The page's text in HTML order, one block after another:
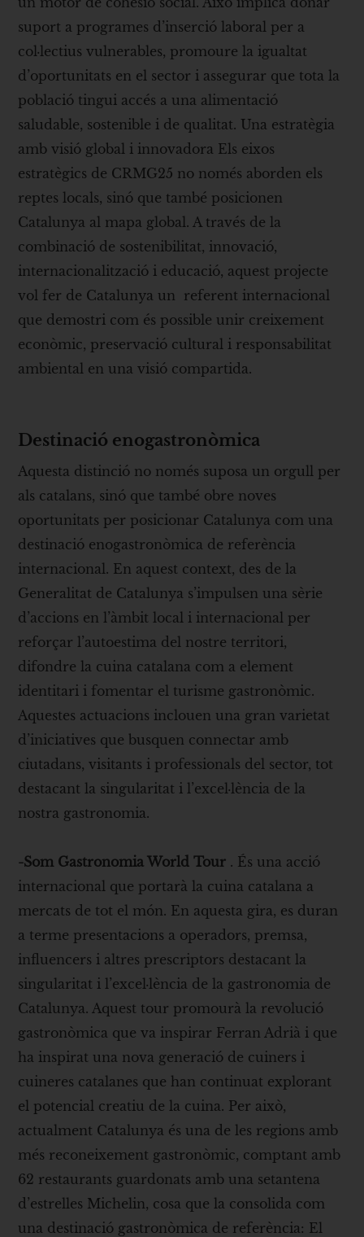
suport a programes d’inserció laboral per a
col·lectius vulnerables, promoure la igualtat
d’oportunitats en el sector i assegurar que tota la
població tingui accés a una alimentació
saludable, sostenible i de qualitat. Una estratègia
amb visió global i innovadora Els eixos
estratègics de CRMG25 no només aborden els
reptes locals, sinó que també posicionen
Catalunya al mapa global. A través de la
combinació de sostenibilitat, innovació,
internacionalització i educació, aquest projecte
vol fer de Catalunya un referent internacional
que demostri com és possible unir creixement
econòmic, preservació cultural i responsabilitat
ambiental en una visió compartida.
Destinació enogastronòmica
Aquesta distinció no només suposa un orgull per
als catalans, sinó que també obre noves
oportunitats per posicionar Catalunya com una
destinació enogastronòmica de referència
internacional. En aquest context, des de la
Generalitat de Catalunya s’impulsen una sèrie
d’accions en l’àmbit local i internacional per
reforçar l’autoestima del nostre territori,
difondre la cuina catalana com a element
identitari i fomentar el turisme gastronòmic.
Aquestes actuacions inclouen una gran varietat
d’iniciatives que busquen connectar amb
ciutadans, visitants i professionals del sector, tot
destacant la singularitat i l’excel·lència de la
nostra gastronomia.
-Som Gastronomia World Tour . És una acció
internacional que portarà la cuina catalana a
mercats de tot el món. En aquesta gira, es duran
a terme presentacions a operadors, premsa,
influencers i altres prescriptors destacant la
singularitat i l’excel·lència de la gastronomia de
Catalunya. Aquest tour promourà la revolució
gastronòmica que va inspirar Ferran Adrià i que
ha inspirat una nova generació de cuiners i
cuineres catalanes que han continuat explorant
el potencial creatiu de la cuina. Per això,
actualment Catalunya és una de les regions amb
més reconeixement gastronòmic, comptant amb
62 restaurants guardonats amb una setantena
d’estrelles Michelin, cosa que la consolida com
una destinació gastronòmica de referència: El